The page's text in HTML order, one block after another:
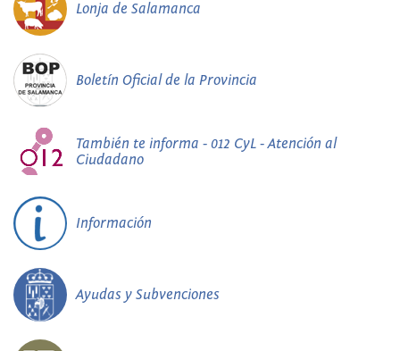
Lonja de Salamanca
Boletín Oficial de la Provincia
También te informa - 012 CyL - Atención al
Ciudadano
Información
Ayudas y Subvenciones